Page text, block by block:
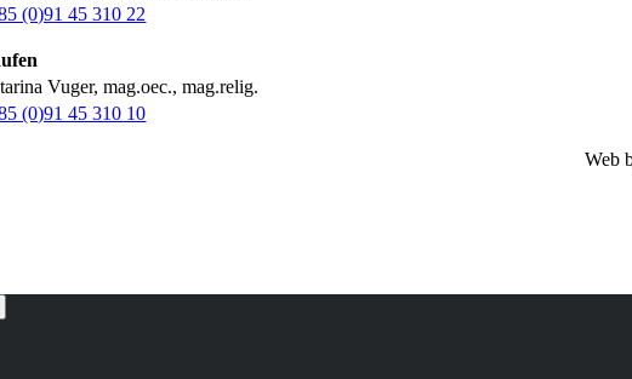
(0)91 45 310 22
Vuger, mag.oec., mag.relig.
(0)91 45 310 10
Web